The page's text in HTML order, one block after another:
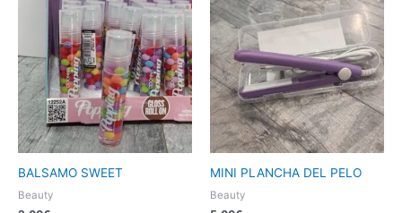
BALSAMO SWEET
Beauty
MINI PLANCHA DEL PELO
Beauty
tiene
Las
se
pueden
elegir